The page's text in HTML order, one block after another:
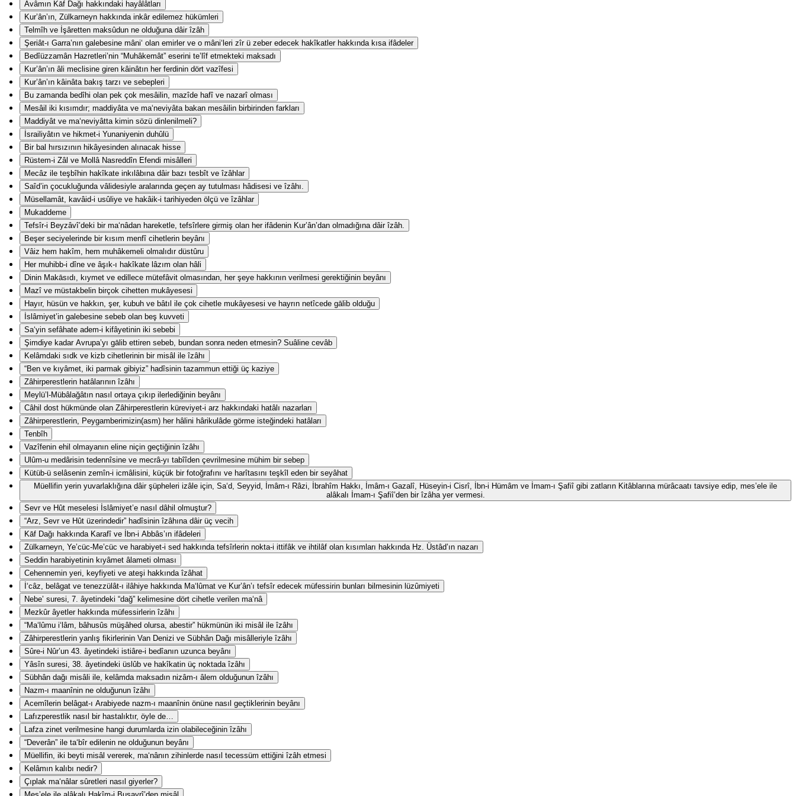
Avâmın Kāf Dağı hakkındaki hayâlâtları
Kur’ân’ın, Zülkarneyn hakkında inkâr edilemez hükümleri
Telmîh ve İşâretten maksûdun ne olduğuna dâir îzâh
Şeriât-ı Garra’nın galebesine mâni‘ olan emirler ve o mâni‘leri zîr ü zeber edecek hakîkatler hakkında kısa ifâdeler
Bedîüzzamân Hazretleri’nin “Muhâkemât” eserini te’lîf etmekteki maksadı
Kur’ân’ın âli meclisine giren kâinâtın her ferdinin dört vazîfesi
Kur’ân’ın kâinâta bakış tarzı ve sebepleri
Bu zamanda bedîhi olan pek çok mesâilin, mazîde hafî ve nazarî olması
Mesâil iki kısımdır; maddiyâta ve ma‘neviyâta bakan mesâilin birbirinden farkları
Maddiyât ve ma‘neviyâtta kimin sözü dinlenilmeli?
İsrailiyâtın ve hikmet-i Yunaniyenin duhûlü
Bir bal hırsızının hikâyesinden alınacak hisse
Rüstem-i Zâl ve Mollâ Nasreddîn Efendi misâlleri
Mecâz ile teşbîhin hakîkate inkılâbına dâir bazı tesbît ve îzâhlar
Saîd’in çocukluğunda vâlidesiyle aralarında geçen ay tutulması hâdisesi ve îzâhı.
Müsellamât, kavâid-i usûliye ve hakâik-i tarihiyeden ölçü ve îzâhlar
Mukaddeme
Tefsîr-i Beyzâvî’deki bir ma‘nâdan hareketle, tefsîrlere girmiş olan her ifâdenin Kur’ân’dan olmadığına dâir îzâh.
Beşer seciyelerinde bir kısım menfî cihetlerin beyânı
Vâiz hem hakîm, hem muhâkemeli olmalıdır düstûru
Her muhibb-i dîne ve âşık-ı hakîkate lâzım olan hâli
Dinin Makāsıdı, kıymet ve edillece mütefâvit olmasından, her şeye hakkının verilmesi gerektiğinin beyânı
Mazî ve müstakbelin birçok cihetten mukâyesesi
Hayır, hüsün ve hakkın, şer, kubuh ve bâtıl ile çok cihetle mukâyesesi ve hayrın netîcede gālib olduğu
İslâmiyet’in galebesine sebeb olan beş kuvveti
Sa‘yin sefâhate adem-i kifâyetinin iki sebebi
Şimdiye kadar Avrupa’yı gālib ettiren sebeb, bundan sonra neden etmesin? Suâline cevâb
Kelâmdaki sıdk ve kizb cihetlerinin bir misâl ile îzâhı
“Ben ve kıyâmet, iki parmak gibiyiz” hadîsinin tazammun ettiği üç kaziye
Zâhirperestlerin hatâlarının îzâhı
Meylü’l-Mübâlağâtın nasıl ortaya çıkıp ilerlediğinin beyânı
Câhil dost hükmünde olan Zâhirperestlerin küreviyet-i arz hakkındaki hatâlı nazarları
Zâhirperestlerin, Peygamberimizin(asm) her hâlini hârikulâde görme isteğindeki hatâları
Tenbîh
Vazîfenin ehil olmayanın eline niçin geçtiğinin îzâhı
Ulûm-u medârisin tedennîsine ve mecrâ-yı tabîîden çevrilmesine mühim bir sebep
Kütüb-ü selâsenin zemîn-i icmâlisini, küçük bir fotoğrafını ve harîtasını teşkîl eden bir seyâhat
Müellifin yerin yuvarlaklığına dâir şüpheleri izâle için, Sa‘d, Seyyid, İmâm-ı Râzi, İbrahîm Hakkı, İmâm-ı Gazalî, Hüseyin-i Cisrî, İbn-i Hümâm ve İmam-ı Şafiî gibi zatların Kitâblarına mürâcaatı tavsiye edip, mes’ele ile
alâkalı İmam-ı Şafiî’den bir îzâha yer vermesi.
Sevr ve Hût meselesi İslâmiyet’e nasıl dâhil olmuştur?
“Arz, Sevr ve Hût üzerindedir” hadîsinin îzâhına dâir üç vecih
Kāf Dağı hakkında Karafî ve İbn-i Abbâs’ın ifâdeleri
Zülkarneyn, Ye’cüc-Me’cüc ve harabiyet-i sed hakkında tefsîrlerin nokta-i ittifâk ve ihtilâf olan kısımları hakkında Hz. Üstâd’ın nazarı
Seddin harabiyetinin kıyâmet âlameti olması
Cehennemin yeri, keyfiyeti ve ateşi hakkında îzâhat
İ‘câz, belâgat ve tenezzülât-ı ilâhiye hakkında Ma‘lûmat ve Kur’ân’ı tefsîr edecek müfessirin bunları bilmesinin lüzûmiyeti
Nebe’ suresi, 7. âyetindeki “dağ” kelimesine dört cihetle verilen ma‘nâ
Mezkûr âyetler hakkında müfessirlerin îzâhı
“Ma‘lûmu i‘lâm, bâhusûs müşâhed olursa, abestir” hükmünün iki misâl ile îzâhı
Zâhirperestlerin yanlış fikirlerinin Van Denizi ve Sübhân Dağı misâlleriyle îzâhı
Sûre-i Nûr’un 43. âyetindeki istiâre-i bedîanın uzunca beyânı
Yâsîn suresi, 38. âyetindeki üslûb ve hakîkatin üç noktada îzâhı
Sübhân dağı misâli ile, kelâmda maksadın nizâm-ı âlem olduğunun îzâhı
Nazm-ı maanînin ne olduğunun îzâhı
Acemîlerin belâgat-ı Arabiyede nazm-ı maanînin önüne nasıl geçtiklerinin beyânı
Lafızperestlik nasıl bir hastalıktır, öyle de…
Lafza zinet verilmesine hangi durumlarda izin olabileceğinin îzâhı
“Deverân” ile ta‘bîr edilenin ne olduğunun beyânı
Müellifin, iki beyti misâl vererek, ma‘nânın zihinlerde nasıl tecessüm ettiğini îzâh etmesi
Kelâmın kalıbı nedir?
Çıplak ma‘nâlar sûretleri nasıl giyerler?